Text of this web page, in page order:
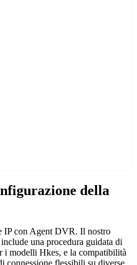
della
IP con Agent DVR. Il nostro
una procedura guidata di
i modelli Hkes, e la compatibilità